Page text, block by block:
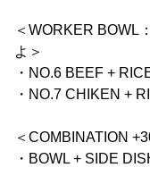
＜WORKER BOWL
よ＞
・NO.6 BEEF +
・NO.7 CHIKEN +
＜COMBINATION
・BOWL + SIDE